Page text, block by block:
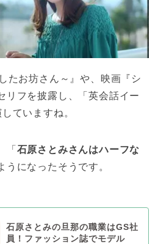
たお坊さん～』や、映画『シ
リフを披露し、「英会話イー
ていますね。
「 石原さとみさんはハーフな
うになったそうです。
石原さとみの旦那の職業はGS社
員！ファッション誌でモデル